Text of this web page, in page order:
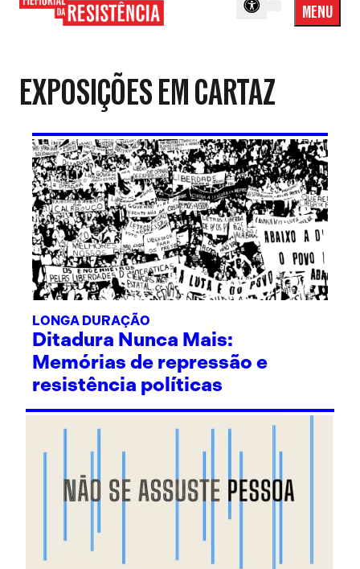
MENU
Menu
EXPOSIÇÕES EM CARTAZ
LONGA DURAÇÃO
Ditadura Nunca Mais:
Memórias de repressão e
resistência políticas